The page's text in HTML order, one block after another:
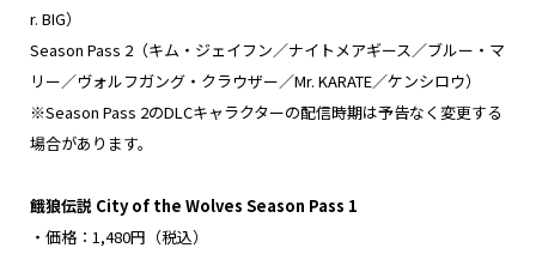
r. BIG）
Season Pass 2（キム・ジェイフン／ナイトメアギース／ブルー・マ
リー／ヴォルフガング・クラウザー／Mr. KARATE／ケンシロウ）
※Season Pass 2のDLCキャラクターの配信時期は予告なく変更する
場合があります。
餓狼伝説 City of the Wolves Season Pass 1
・価格：1,480円（税込）